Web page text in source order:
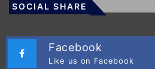
SOCIAL SHARE
Facebook
Like us on Facebook